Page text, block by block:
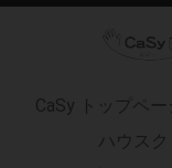
CaSy トップペー
ハウスク